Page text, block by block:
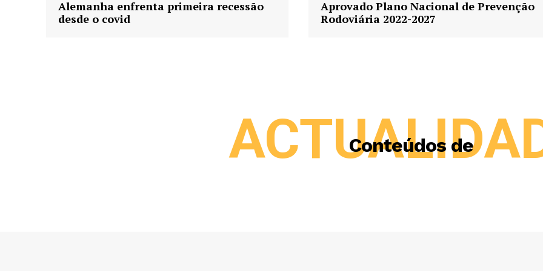
Alemanha enfrenta primeira recessão
desde o covid
Aprovado Plano Nacional de Prevenção
Rodoviária 2022-2027
Conteúdos de